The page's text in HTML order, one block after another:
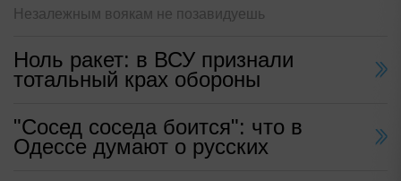
Незалежным воякам не позавидуешь
Ноль ракет: в ВСУ признали
тотальный крах обороны
"Сосед соседа боится": что в
Одессе думают о русских